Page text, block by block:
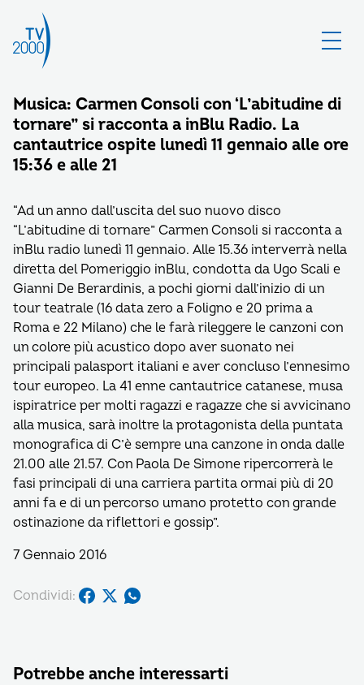
Musica: Carmen Consoli con ‘L’abitudine di
tornare” si racconta a inBlu Radio. La
cantautrice ospite lunedì 11 gennaio alle ore
15:36 e alle 21
“Ad un anno dall’uscita del suo nuovo disco
“L’abitudine di tornare” Carmen Consoli si racconta a
inBlu radio lunedì 11 gennaio. Alle 15.36 interverrà nella
diretta del Pomeriggio inBlu, condotta da Ugo Scali e
Gianni De Berardinis, a pochi giorni dall’inizio di un
tour teatrale (16 data zero a Foligno e 20 prima a
Roma e 22 Milano) che le farà rileggere le canzoni con
un colore più acustico dopo aver suonato nei
principali palasport italiani e aver concluso l’ennesimo
tour europeo. La 41 enne cantautrice catanese, musa
ispiratrice per molti ragazzi e ragazze che si avvicinano
alla musica, sarà inoltre la protagonista della puntata
monografica di C’è sempre una canzone in onda dalle
21.00 alle 21.57. Con Paola De Simone ripercorrerà le
fasi principali di una carriera partita ormai più di 20
anni fa e di un percorso umano protetto con grande
ostinazione da riflettori e gossip”.
7 Gennaio 2016
Condividi:
Potrebbe anche interessarti